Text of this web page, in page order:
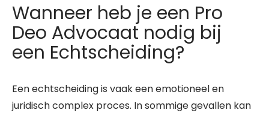
Wanneer heb je een Pro
Deo Advoc​​aat nodig bij
een Echtscheiding?
Een echtscheiding is vaak een emotioneel en
juridisch complex proces. In sommige gevallen kan